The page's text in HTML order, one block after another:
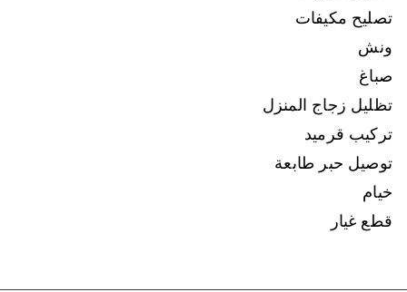
تصليح مكيفات
ونش
صباغ
تظليل زجاج المنزل
تركيب قرميد
توصيل حبر طابعة
خيام
قطع غيار